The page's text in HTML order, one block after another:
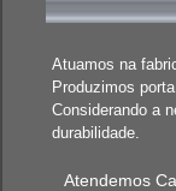
Atuamos na
Produzimos
Considerando a
durabilidade.
Atendemos